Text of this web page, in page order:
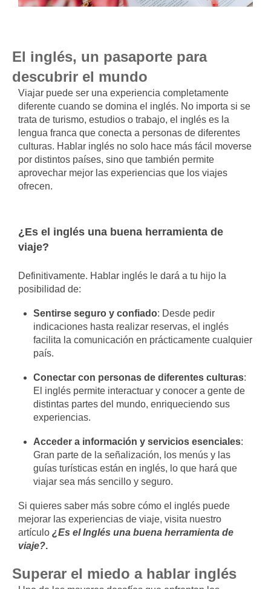
El inglés, un pasaporte para
descubrir el mundo
Viajar puede ser una experiencia completamente
diferente cuando se domina el inglés. No importa si se
trata de turismo, estudios o trabajo, el inglés es la
lengua franca que conecta a personas de diferentes
culturas. Hablar inglés no solo hace más fácil moverse
por distintos países, sino que también permite
aprovechar mejor las experiencias que los viajes
ofrecen.
¿Es el inglés una buena herramienta de
viaje?
Definitivamente. Hablar inglés le dará a tu hijo la
posibilidad de:
Sentirse seguro y confiado: Desde pedir
indicaciones hasta realizar reservas, el inglés
facilita la comunicación en prácticamente cualquier
país.
Conectar con personas de diferentes culturas:
El inglés permite interactuar y conocer a gente de
distintas partes del mundo, enriqueciendo sus
experiencias.
Acceder a información y servicios esenciales:
Gran parte de la señalización, los menús y las
guías turísticas están en inglés, lo que hará que
viajar sea más sencillo y seguro.
Si quieres saber más sobre cómo el inglés puede
mejorar las experiencias de viaje, visita nuestro
artículo ¿Es el Inglés una buena herramienta de
viaje?.
Superar el miedo a hablar inglés